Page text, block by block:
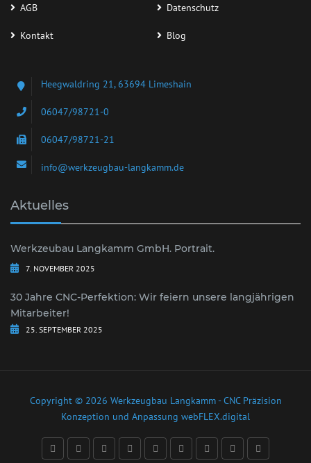
AGB Datenschutz
Kontakt Blog
Heegwaldring 21, 63694 Limeshain
06047/98721-0
06047/98721-21
info@werkzeugbau-langkamm.de
Aktuelles
Werkzeubau Langkamm GmbH. Portrait.
7. NOVEMBER 2025
30 Jahre CNC-Perfektion: Wir feiern unsere langjährigen
Mitarbeiter!
25. SEPTEMBER 2025
Copyright © 2026 Werkzeugbau Langkamm - CNC Präzision
Konzeption und Anpassung webFLEX.digital